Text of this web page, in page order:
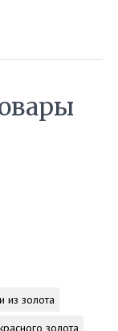
из золота
золота